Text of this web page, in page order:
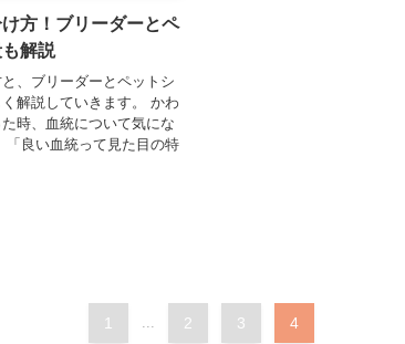
方！ブリーダーとペ
解説
、ブリーダーとペットシ
解説していきます。 かわ
時、血統について気にな
「良い血統って見た目の特
1 2 3 4